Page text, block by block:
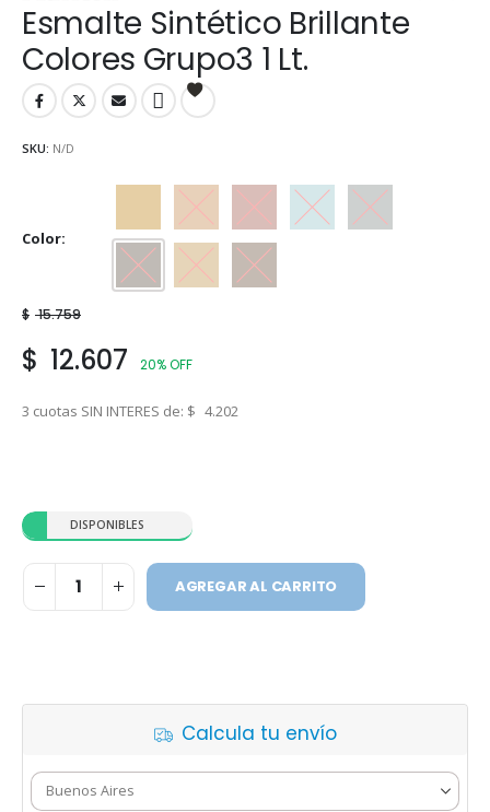
Esmalte Sintético Brillante
Colores Grupo3 1 Lt.
SKU: N/D
Color
Castaño Cedro Celeste Gris
Marrón Ocre Tabaco
$ 15.759
$ 12.607 20% OFF
3 cuotas SIN INTERES de: $ 4.202
DISPONIBLES
AGREGAR AL CARRITO
Calcula tu envío